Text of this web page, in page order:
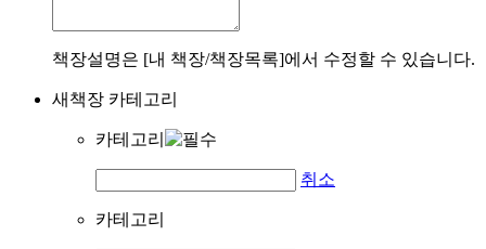
책장설명은 [내 책장/책장목록]에서 수정할 수 있습니다.
새책장 카테고리
카테고리
취소
카테고리